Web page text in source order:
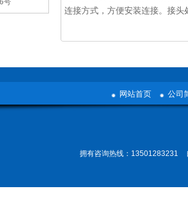
连接方式，方便安装连接。接
号
网站首页 公司
拥有咨询热线：13501283231